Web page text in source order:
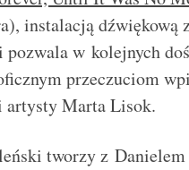
instalacją dźwiękową
pozwala w kolejnych
przeczuciom
artysty Marta Lisok.
tworzy z